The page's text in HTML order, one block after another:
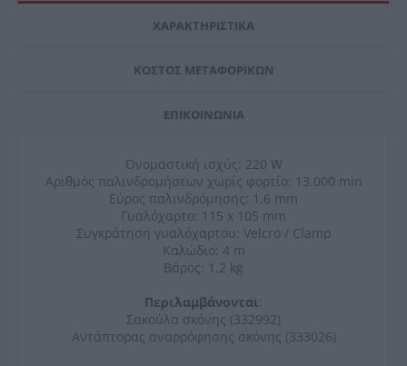
ΧΑΡΑΚΤΗΡΙΣΤΙΚΆ
ΚΌΣΤΟΣ ΜΕΤΑΦΟΡΙΚΏΝ
ΕΠΙΚΟΙΝΩΝΊΑ
Ονομαστική ισχύς: 220 W
Αριθμός παλινδρομήσεων χωρίς φορτίο: 13.000 min
Εύρος παλινδρόμησης: 1,6 mm
Γυαλόχαρτο: 115 x 105 mm
Συγκράτηση γυαλόχαρτου: Velcro / Clamp
Καλώδιο: 4 m
Βάρος: 1,2 kg
Περιλαμβάνονται:
Σακούλα σκόνης (332992)
Αντάπτορας αναρρόφησης σκόνης (333026)